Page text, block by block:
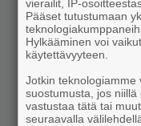
vierailit, IP-
Pääset tutustumaan
Hylkääminen voi
käytettävyyteen.
Jotkin teknologiamme
suostumusta, jos
vastustaa tätä tai
seuraavalla